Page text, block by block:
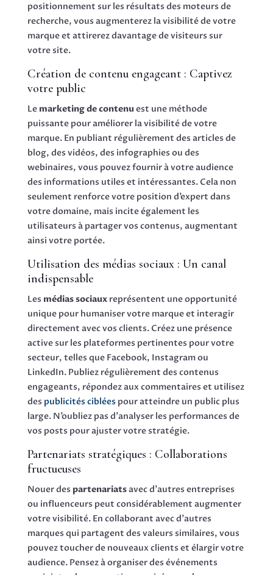
positionnement sur les résultats des moteurs de
recherche, vous augmenterez la visibilité de votre
marque et attirerez davantage de visiteurs sur
votre site.
Création de contenu engageant : Captivez
votre public
Le marketing de contenu est une méthode
puissante pour améliorer la visibilité de votre
marque. En publiant régulièrement des articles de
blog, des vidéos, des infographies ou des
webinaires, vous pouvez fournir à votre audience
des informations utiles et intéressantes. Cela non
seulement renforce votre position d’expert dans
votre domaine, mais incite également les
utilisateurs à partager vos contenus, augmentant
ainsi votre portée.
Utilisation des médias sociaux : Un canal
indispensable
Les médias sociauxreprésentent une opportunité
unique pour humaniser votre marque et interagir
directement avec vos clients. Créez une présence
active sur les plateformes pertinentes pour votre
secteur, telles que Facebook, Instagram ou
LinkedIn. Publiez régulièrement des contenus
engageants, répondez aux commentaires et utilisez
des publicités cibléespour atteindre un public plus
large. N’oubliez pas d’analyser les performances de
vos posts pour ajuster votre stratégie.
Partenariats stratégiques : Collaborations
fructueuses
Nouer des partenariatsavec d’autres entreprises
ou influenceurs peut considérablement augmenter
votre visibilité. En collaborant avec d’autres
marques qui partagent des valeurs similaires, vous
pouvez toucher de nouveaux clients et élargir votre
audience. Pensez à organiser des événements